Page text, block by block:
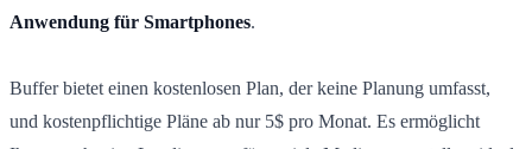
Anwendung für Smartphones.
Buffer bietet einen kostenlosen Plan, der keine Planung umfasst,
und kostenpflichtige Pläne ab nur 5$ pro Monat. Es ermöglicht